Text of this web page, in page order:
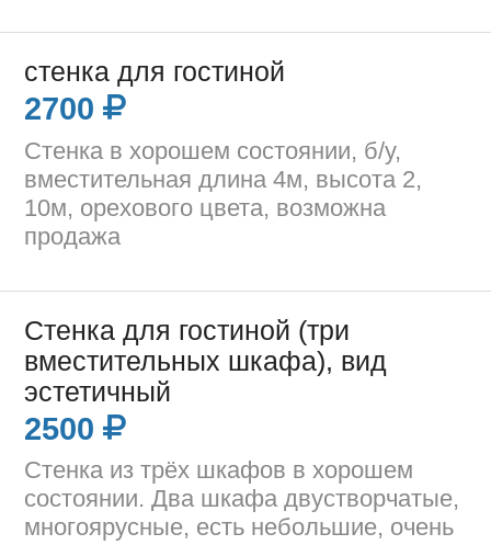
стенка для гостиной
2700
Стенка в хорошем состоянии, б/у,
вместительная длина 4м, высота 2,
10м, орехового цвета, возможна
продажа
Стенка для гостиной (три
вместительных шкафа), вид
эстетичный
2500
Стенка из трёх шкафов в хорошем
состоянии. Два шкафа двустворчатые,
многоярусные, есть небольшие, очень